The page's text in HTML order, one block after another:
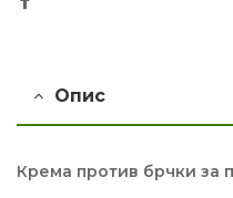
Опис
Крема против брчки за